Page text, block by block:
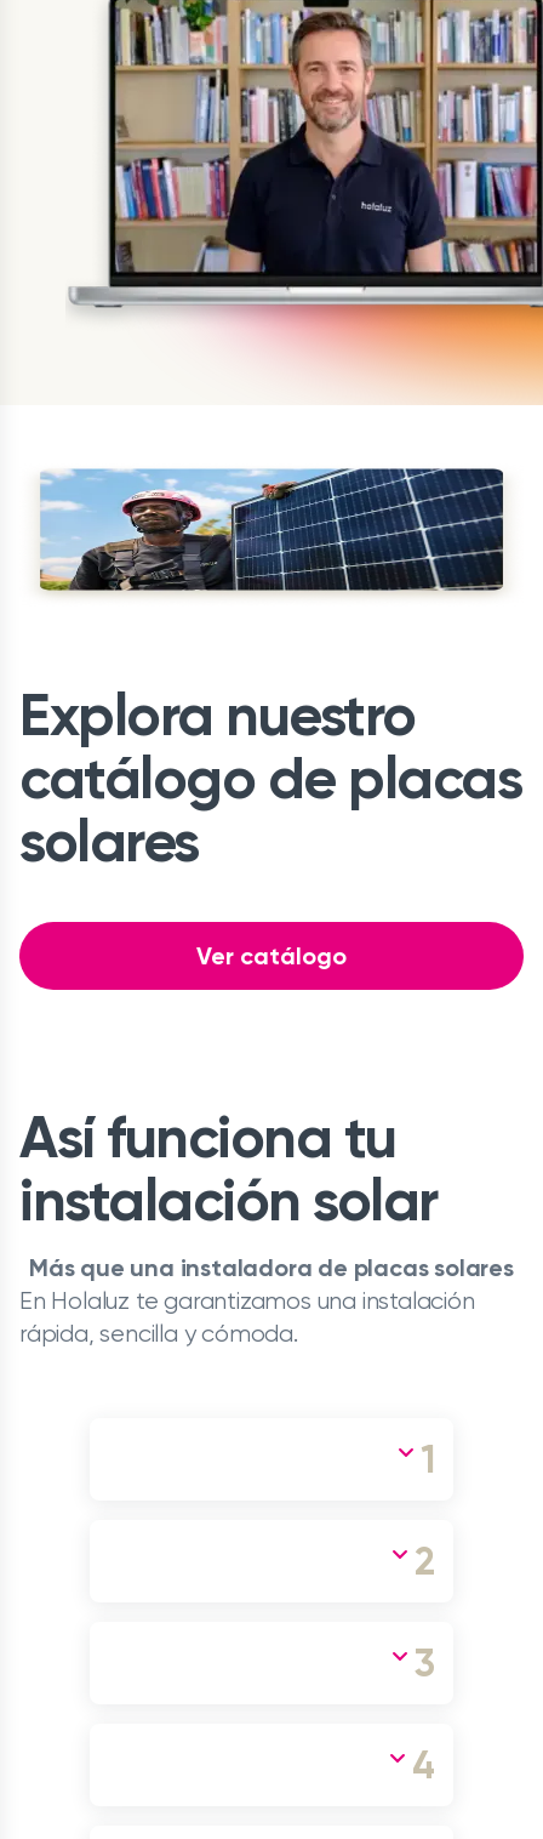
Explora nuestro
catálogo de placas
solares
Ver catálogo
Así funciona tu
instalación solar
Más que una instaladora de placas solares
En Holaluz te garantizamos una instalación
rápida, sencilla y cómoda.
1
2
3
4